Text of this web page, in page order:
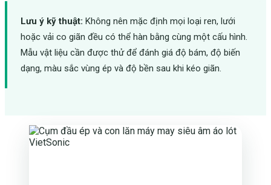
Lưu ý kỹ thuật: Không nên mặc định mọi loại ren, lưới
hoặc vải co giãn đều có thể hàn bằng cùng một cấu hình.
Mẫu vật liệu cần được thử để đánh giá độ bám, độ biến
dạng, màu sắc vùng ép và độ bền sau khi kéo giãn.